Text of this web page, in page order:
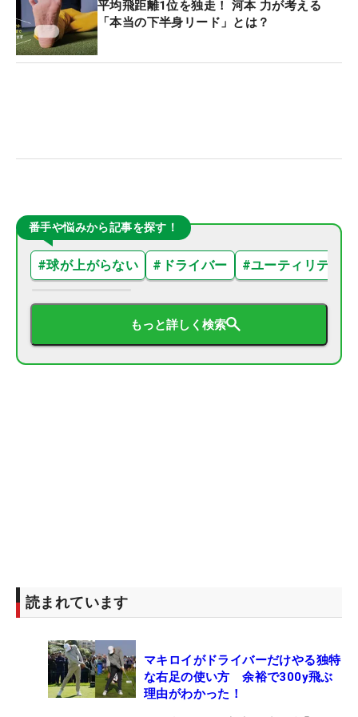
平均飛距離1位を独走！ 河本 力が考える
「本当の下半身リード」とは？
番手や悩みから記事を探す！
#球が上がらない # ドライバー #ユーティリティ
もっと詳しく検索
読まれています
マキロイがドライバーだけやる独特
な右足の使い方 余裕で300y飛ぶ
理由がわかった！